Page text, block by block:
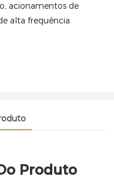
acionamentos de
alta frequência
Produto